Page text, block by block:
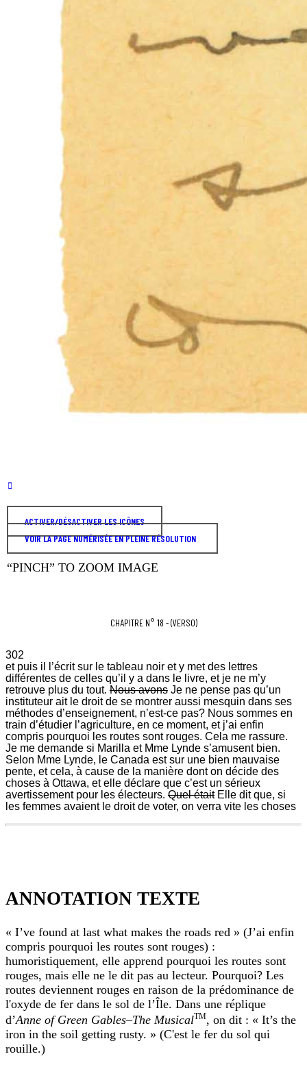
ACTIVER/DÉSACTIVER LES ICÔNES
VOIR LA PAGE NUMÉRISÉE EN PLEINE RÉSOLUTION
“PINCH” TO ZOOM IMAGE
CHAPITRE N° 18 - (VERSO)
302
et puis il l’écrit sur le tableau noir et y met des lettres
différentes de celles qu’il y a dans le livre, et je ne m’y
retrouve plus du tout. Nous avons Je ne pense pas qu’un
instituteur ait le droit de se montrer aussi mesquin dans ses
méthodes d’enseignement, n’est-ce pas? Nous sommes en
train d’étudier l’agriculture, en ce moment, et j’ai enfin
compris pourquoi les routes sont rouges. Cela me rassure.
Je me demande si Marilla et Mme Lynde s’amusent bien.
Selon Mme Lynde, le Canada est sur une bien mauvaise
pente, et cela, à cause de la manière dont on décide des
choses à Ottawa, et elle déclare que c’est un sérieux
avertissement pour les électeurs. Quel étaitElle dit que, si
les femmes avaient le droit de voter, on verra vite les choses
sur
noir
et
y
met
des
lettres
différentes
de
celles
qu’il
y
ANNOTATION TEXTE
« I’ve found at last what makes the roads red » (J’ai enfin
compris pourquoi les routes sont rouges) :
humoristiquement, elle apprend pourquoi les routes sont
rouges, mais elle ne le dit pas au lecteur. Pourquoi? Les
routes deviennent rouges en raison de la prédominance de
l'oxyde de fer dans le sol de l’Île. Dans une réplique
d’Anne of Green Gables–The MusicalTM, on dit : « It’s the
iron in the soil getting rusty. » (C'est le fer du sol qui
rouille.)